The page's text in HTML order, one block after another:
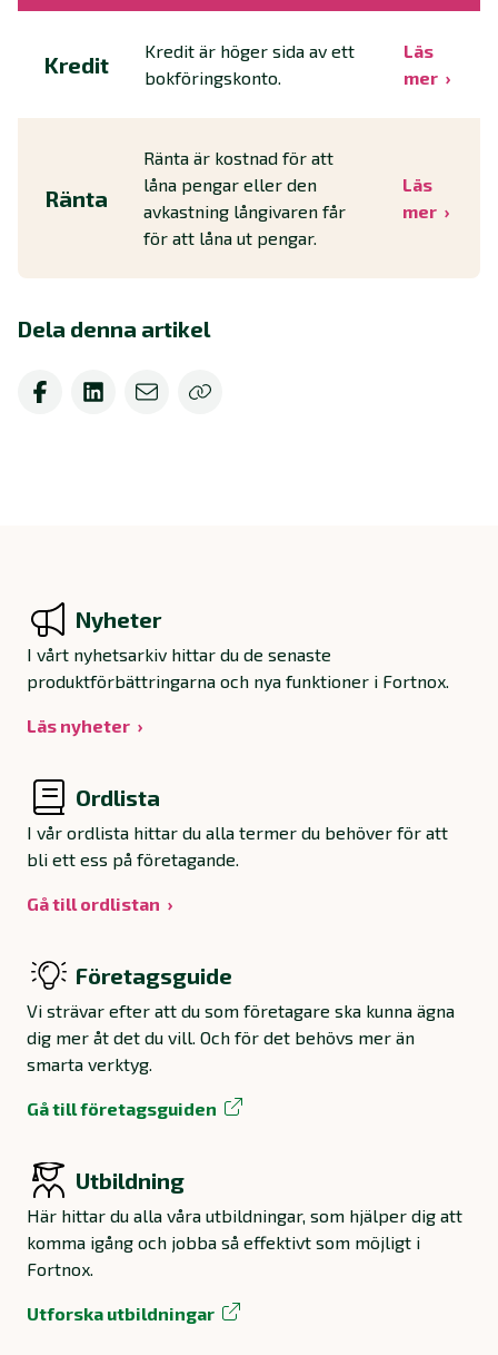
Kredit
Kredit är höger sida av ett
bokföringskonto.
Läs
mer
Ränta
Ränta är kostnad för att
låna pengar eller den
avkastning långivaren får
för att låna ut pengar.
Läs
mer
Dela denna artikel
Nyheter
I vårt nyhetsarkiv hittar du de senaste
produktförbättringarna och nya funktioner i Fortnox.
Läs nyheter
Ordlista
I vår ordlista hittar du alla termer du behöver för att
bli ett ess på företagande.
Gå till ordlistan
Företagsguide
Vi strävar efter att du som företagare ska kunna ägna
dig mer åt det du vill. Och för det behövs mer än
smarta verktyg.
Gå till företagsguiden
Utbildning
Här hittar du alla våra utbildningar, som hjälper dig att
komma igång och jobba så effektivt som möjligt i
Fortnox.
Utforska utbildningar